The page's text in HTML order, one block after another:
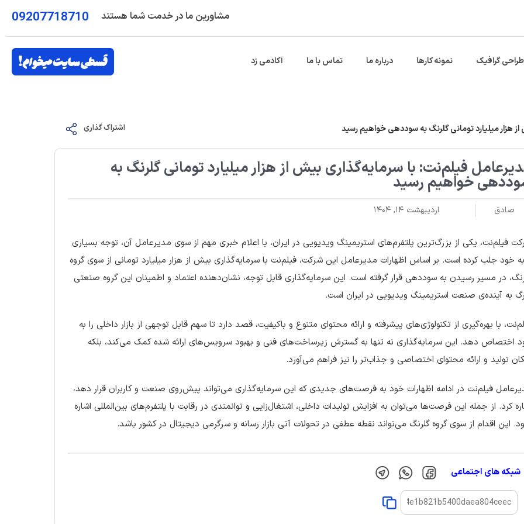
مشاورین ما در خدمت شما هستند 09207718710
طراحی گرافیک نمونه کارها درباره ما تماس با ما آکادمی زد
هزار میلیارد تومانی گلرنگ به سوددهی خواهیم رسید اشتراک گذاری
فیلم‌نت: با سرمایه‌گذاری بیش از هزار میلیارد تومانی گلرنگ به
خواهیم رسید
صادق اردیبهشت ۱۴, ۱۴۰۴
فیلم‌نت، یکی از بزرگ‌ترین پلتفرم‌های استریمینگ ویدیویی در ایران، با اعلام خبری مهم از سوی مدیرعامل آن، توجه بسیاری
به خود جلب کرده است. بر اساس اظهارات مدیرعامل این شرکت، فیلم‌نت با سرمایه‌گذاری بیش از هزار میلیارد تومانی از سوی گروه
در مسیر رسیدن به سوددهی قرار گرفته است. این سرمایه‌گذاری قابل توجه، نشان‌دهنده اعتماد و اطمینان این گروه صنعتی
به آینده‌ی صنعت استریمینگ ویدیویی در ایران است.
با بهره‌گیری از تکنولوژی‌های پیشرفته و ارائه محتوای متنوع و باکیفیت، قصد دارد تا سهم قابل توجهی از بازار داخلی را به
اختصاص دهد. این سرمایه‌گذاری نه تنها به گسترش زیرساخت‌های فنی و بهبود سرویس‌های ارائه شده کمک می‌کند، بلکه
تولید و ارائه محتوای اختصاصی و جذاب‌تر را نیز فراهم می‌آورد.
فیلم‌نت در ادامه اظهارات خود به فرصت‌های جدیدی که این سرمایه‌گذاری می‌تواند پیش‌روی صنعت و کاربران قرار دهد،
کرد. از جمله این فرصت‌ها می‌توان به افزایش تولیدات داخلی، اشتغال‌زایی و توانمندی در رقابت با پلتفرم‌های بین‌المللی اشاره
این اقدام از سوی گروه گلرنگ می‌تواند نقطه عطفی در تحولات آتی بازار رسانه و سرگرمی دیجیتال در کشور باشد.
شبکه های اجتماعی